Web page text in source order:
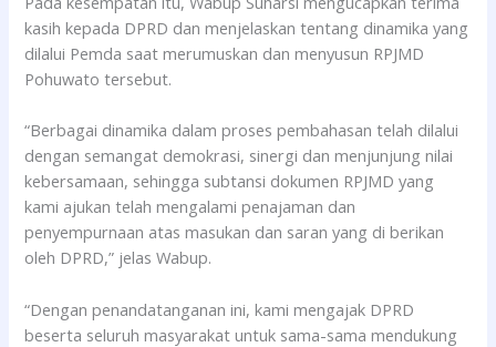
kasih kepada DPRD dan menjelaskan tentang dinamika yang
dilalui Pemda saat merumuskan dan menyusun RPJMD
Pohuwato tersebut.
“Berbagai dinamika dalam proses pembahasan telah dilalui
dengan semangat demokrasi, sinergi dan menjunjung nilai
kebersamaan, sehingga subtansi dokumen RPJMD yang
kami ajukan telah mengalami penajaman dan
penyempurnaan atas masukan dan saran yang di berikan
oleh DPRD,” jelas Wabup.
“Dengan penandatanganan ini, kami mengajak DPRD
beserta seluruh masyarakat untuk sama-sama mendukung